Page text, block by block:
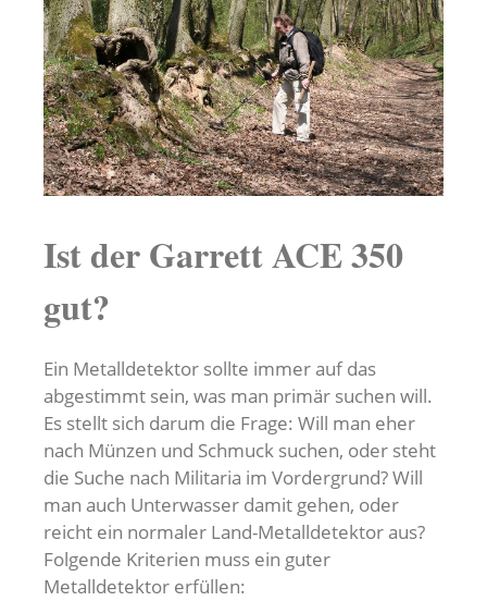
Ist der Garrett ACE 350
gut?
Ein Metalldetektor sollte immer auf das
abgestimmt sein, was man primär suchen will.
Es stellt sich darum die Frage: Will man eher
nach Münzen und Schmuck suchen, oder steht
die Suche nach Militaria im Vordergrund? Will
man auch Unterwasser damit gehen, oder
reicht ein normaler Land-Metalldetektor aus?
Folgende Kriterien muss ein guter
Metalldetektor erfüllen: